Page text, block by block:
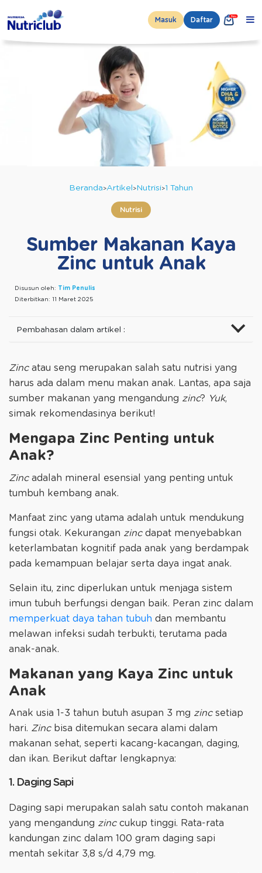
Masuk Daftar
Beranda Artikel Nutrisi 1 Tahun
Nutrisi
Sumber Makanan Kaya
Zinc untuk Anak
Disusun oleh: Tim Penulis
Diterbitkan: 11 Maret 2025
Pembahasan dalam artikel :
Zinc atau seng merupakan salah satu nutrisi yang
harus ada dalam menu makan anak. Lantas, apa saja
sumber makanan yang mengandung zinc? Yuk,
simak rekomendasinya berikut!
Mengapa Zinc Penting untuk
Anak?
Zinc adalah mineral esensial yang penting untuk
tumbuh kembang anak.
Manfaat zinc yang utama adalah untuk mendukung
fungsi otak. Kekurangan zinc dapat menyebabkan
keterlambatan kognitif pada anak yang berdampak
pada kemampuan belajar serta daya ingat anak.
Selain itu, zinc diperlukan untuk menjaga sistem
imun tubuh berfungsi dengan baik. Peran zinc dalam
memperkuat daya tahan tubuh dan membantu
melawan infeksi sudah terbukti, terutama pada
anak-anak.
Makanan yang Kaya Zinc untuk
Anak
Anak usia 1-3 tahun butuh asupan 3 mg zincsetiap
hari. Zinc bisa ditemukan secara alami dalam
makanan sehat, seperti kacang-kacangan, daging,
dan ikan. Berikut daftar lengkapnya:
1. Daging Sapi
Daging sapi merupakan salah satu contoh makanan
yang mengandung zinccukup tinggi. Rata-rata
kandungan zinc dalam 100 gram daging sapi
mentah sekitar 3,8 s/d 4,79 mg.